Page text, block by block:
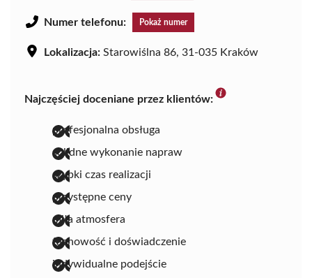
Numer telefonu: Pokaż numer
Lokalizacja: Starowiślna 86, 31-035 Kraków
Najczęściej doceniane przez klientów:
profesjonalna obsługa
solidne wykonanie napraw
szybki czas realizacji
przystępne ceny
miła atmosfera
fachowość i doświadczenie
indywidualne podejście